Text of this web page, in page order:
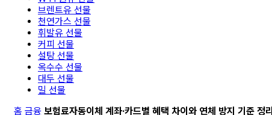
브렌트유 선물
천연가스 선물
휘발유 선물
커피 선물
설탕 선물
옥수수 선물
대두 선물
밀 선물
홈 금융 보험료자동이체 계좌·카드별 혜택 차이와 연체 방지 기준 정리